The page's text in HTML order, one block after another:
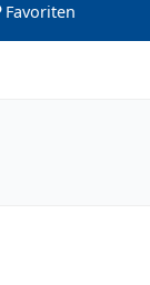
Favoriten